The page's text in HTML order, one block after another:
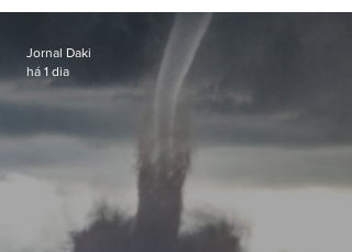
Jornal Daki
há 1 dia